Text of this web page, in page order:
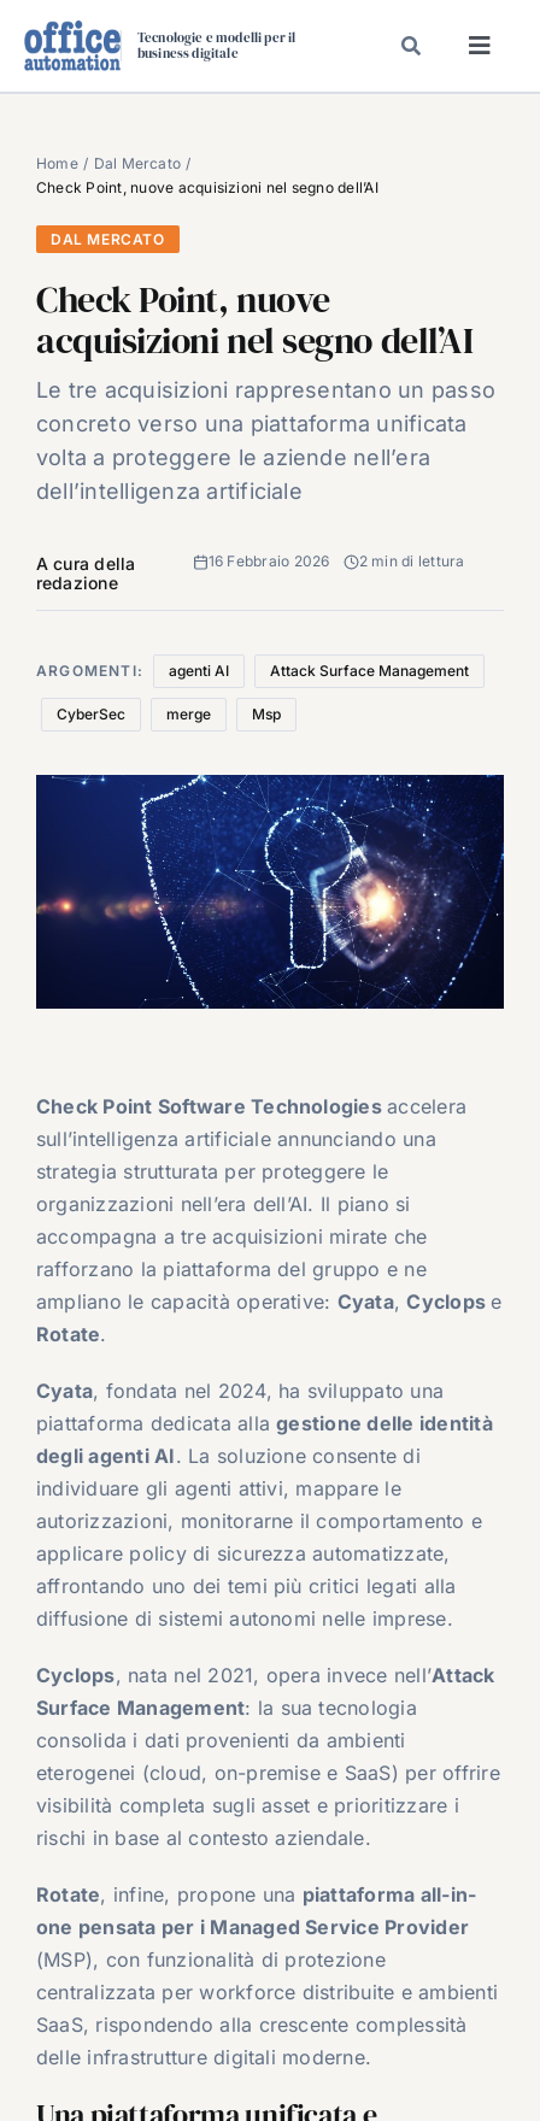
Tecnologie e modelli per il
business digitale
SPECIAL PAPER
TAVOLE ROTONDE DI REDAZIONE
DAL MERCATO
CARRIERE
VIDEO
EVENTI
CHI SIAMO
Home
Dal Mercato
Check Point, nuove acquisizioni nel segno dell’AI
DAL MERCATO
Check Point, nuove
acquisizioni nel segno dell’AI
Le tre acquisizioni rappresentano un passo
concreto verso una piattaforma unificata
volta a proteggere le aziende nell’era
dell’intelligenza artificiale
A cura della
redazione
16 Febbraio 2026 2 min di lettura
ARGOMENTI: agenti AI Attack Surface Management
CyberSec merge Msp
Check Point Software Technologiesaccelera
sull’intelligenza artificiale annunciando una
strategia strutturata per proteggere le
organizzazioni nell’era dell’AI. Il piano si
accompagna a tre acquisizioni mirate che
rafforzano la piattaforma del gruppo e ne
ampliano le capacità operative: Cyata,Cyclops e
Rotate.
Cyata, fondata nel 2024, ha sviluppato una
piattaforma dedicata allagestione delle identità
degli agenti AI. La soluzione consente di
individuare gli agenti attivi, mappare le
autorizzazioni, monitorarne il comportamento e
applicare policy di sicurezza automatizzate,
affrontando uno dei temi più critici legati alla
diffusione di sistemi autonomi nelle imprese.
Cyclops, nata nel 2021, opera invece nell’Attack
Surface Management: la sua tecnologia
consolida i dati provenienti da ambienti
eterogenei (cloud, on-premise e SaaS) per offrire
visibilità completa sugli asset e prioritizzare i
rischi in base al contesto aziendale.
Rotate, infine, propone una piattaforma all-in-
one pensata per i Managed Service Provider
(MSP), con funzionalità di protezione
centralizzata per workforce distribuite e ambienti
SaaS, rispondendo alla crescente complessità
delle infrastrutture digitali moderne.